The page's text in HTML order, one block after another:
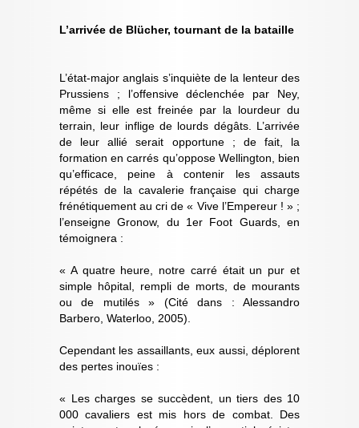
L’arrivée de Blücher, tournant de la bataille
L’état-major anglais s’inquiète de la lenteur des
Prussiens ; l’offensive déclenchée par Ney,
même si elle est freinée par la lourdeur du
terrain, leur inflige de lourds dégâts. L’arrivée
de leur allié serait opportune ; de fait, la
formation en carrés qu’oppose Wellington, bien
qu’efficace, peine à contenir les assauts
répétés de la cavalerie française qui charge
frénétiquement au cri de « Vive l’Empereur ! » ;
l’enseigne Gronow, du 1er Foot Guards, en
témoignera :
« A quatre heure, notre carré était un pur et
simple hôpital, rempli de morts, de mourants
ou de mutilés » (Cité dans : Alessandro
Barbero, Waterloo, 2005).
Cependant les assaillants, eux aussi, déplorent
des pertes inouïes :
« Les charges se succèdent, un tiers des 10
000 cavaliers est mis hors de combat. Des